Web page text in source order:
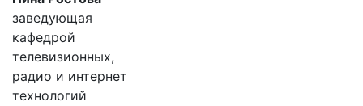
заведующая
кафедрой
телевизионных,
радио и интернет
технологий